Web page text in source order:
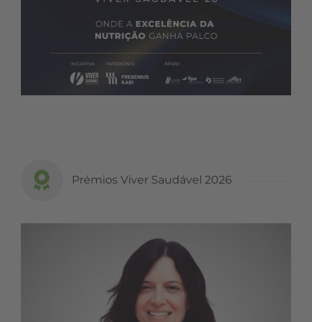
Prémios Viver Saudável 2026